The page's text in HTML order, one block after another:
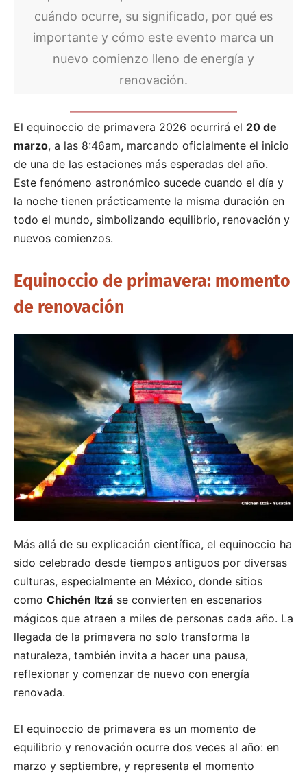
cuándo ocurre, su significado, por qué es
importante y cómo este evento marca un
nuevo comienzo lleno de energía y
renovación.
El equinoccio de primavera 2026 ocurrirá el 20 de
marzo, a las 8:46am, marcando oficialmente el inicio
de una de las estaciones más esperadas del año.
Este fenómeno astronómico sucede cuando el día y
la noche tienen prácticamente la misma duración en
todo el mundo, simbolizando equilibrio, renovación y
nuevos comienzos.
Equinoccio de primavera: momento
de renovación
Más allá de su explicación científica, el equinoccio ha
sido celebrado desde tiempos antiguos por diversas
culturas, especialmente en México, donde sitios
como Chichén Itzá se convierten en escenarios
mágicos que atraen a miles de personas cada año. La
llegada de la primavera no solo transforma la
naturaleza, también invita a hacer una pausa,
reflexionar y comenzar de nuevo con energía
renovada.
El equinoccio de primavera es un momento de
equilibrio y renovación ocurre dos veces al año: en
marzo y septiembre, y representa el momento